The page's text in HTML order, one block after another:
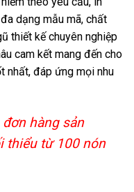
dạng mẫu mã, chất
thiết kế chuyên nghiệp
cam kết mang đến cho
nhất, đáp ứng mọi nhu
hàng sản
thiểu từ 100 nón